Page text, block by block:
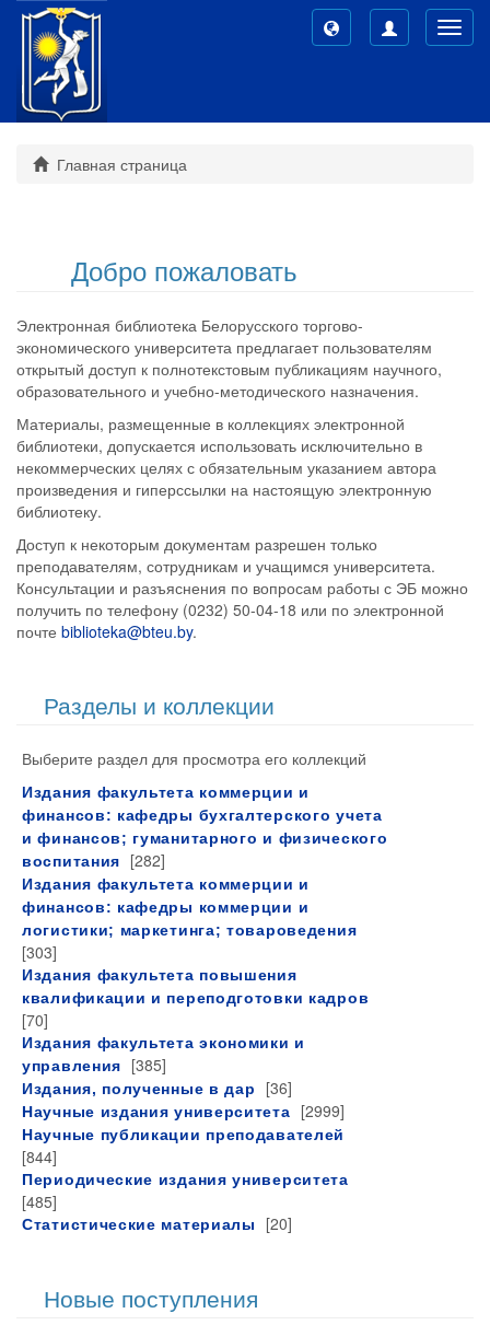
Главная страница
Добро пожаловать
Электронная библиотека Белорусского торгово-
экономического университета предлагает пользователям
открытый доступ к полнотекстовым публикациям научного,
образовательного и учебно-методического назначения.
Материалы, размещенные в коллекциях электронной
библиотеки, допускается использовать исключительно в
некоммерческих целях с обязательным указанием автора
произведения и гиперссылки на настоящую электронную
библиотеку.
Доступ к некоторым документам разрешен только
преподавателям, сотрудникам и учащимся университета.
Консультации и разъяснения по вопросам работы с ЭБ можно
получить по телефону (0232) 50-04-18 или по электронной
почте biblioteka@bteu.by.
Разделы и коллекции
Выберите раздел для просмотра его коллекций
Издания факультета коммерции и
финансов: кафедры бухгалтерского учета
и финансов; гуманитарного и физического
воспитания
[282]
Издания факультета коммерции и
финансов: кафедры коммерции и
логистики; маркетинга; товароведения
[303]
Издания факультета повышения
квалификации и переподготовки кадров
[70]
Издания факультета экономики и
управления
[385]
Издания, полученные в дар [36]
Научные издания университета [2999]
Научные публикации преподавателей
[844]
Периодические издания университета
[485]
Статистические материалы [20]
Новые поступления